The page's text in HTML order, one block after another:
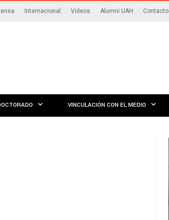
Internacional Videos Alumni UAH Contacto
VINCULACIÓN CON EL MEDIO